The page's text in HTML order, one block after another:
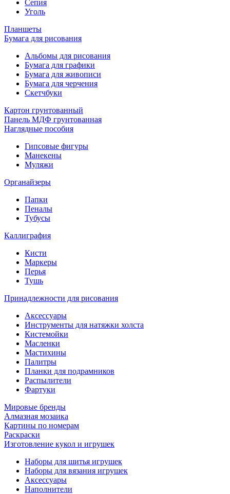
Сепия
Уголь
Планшеты
Бумага для рисования
Альбомы для рисования
Бумага для графики
Бумага для живописи
Бумага для черчения
Скетчбуки
Картон грунтованный
Панель МДФ грунтованная
Наглядные пособия
Гипсовые фигуры
Манекены
Муляжи
Органайзеры
Папки
Пеналы
Тубусы
Каллиграфия
Кисти
Маркеры
Перья
Тушь
Принадлежности для рисования
Аксессуары
Инструменты для натяжки холста
Кистемойки
Масленки
Мастихины
Палитры
Планки для подрамников
Распылители
Фартуки
Мировые бренды
Алмазная мозаика
Картины по номерам
Раскраски
Изготовление кукол и игрушек
Наборы для шитья игрушек
Наборы для вязания игрушек
Аксессуары
Наполнители